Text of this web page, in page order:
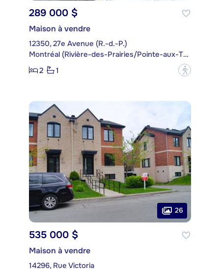
289 000 $
Maison à vendre
12350, 27e Avenue (R.-d.-P.)
Montréal (Rivière-des-Prairies/Pointe-aux-Trembles)
2
1 ?
26
535 000 $
Maison à vendre
14296, Rue Victoria